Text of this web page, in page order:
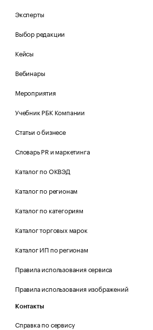
Эксперты
Выбор редакции
Кейсы
Вебинары
Мероприятия
Учебник РБК Компании
Статьи о бизнесе
Словарь PR и маркетинга
Каталог по ОКВЭД
Каталог по регионам
Каталог по категориям
Каталог торговых марок
Каталог ИП по регионам
Правила использования сервиса
Правила использования изображений
Контакты
Справка по сервису